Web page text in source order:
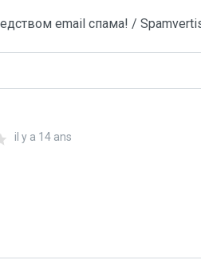
email спама! /
il y a 14 ans